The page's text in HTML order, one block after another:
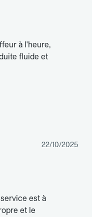
à l'heure,
fluide et
22/10/2025
est à
et le